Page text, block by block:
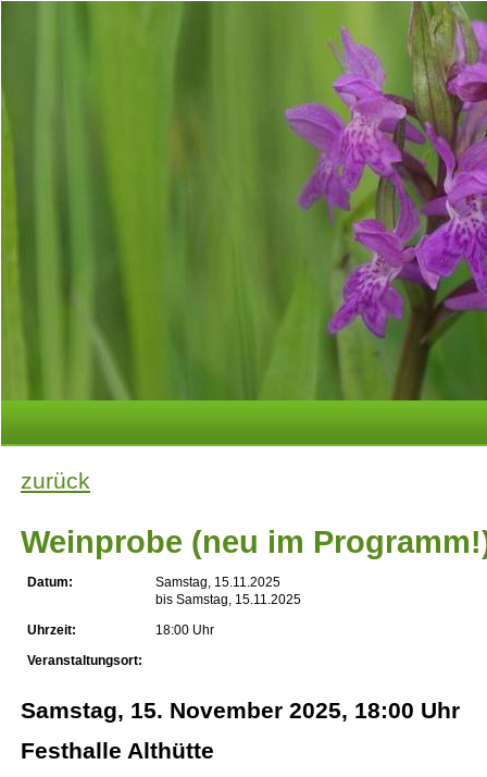
zurück
Weinprobe (neu im
Datum:
Samstag, 15.11.2025
bis Samstag, 15.11.2025
Uhrzeit:
18:00 Uhr
Veranstaltungsort:
Samstag, 15. November 2025, 18:00 Uhr
Festhalle Althütte